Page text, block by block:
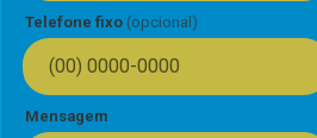
Telefone fixo (opcional)
Mensagem